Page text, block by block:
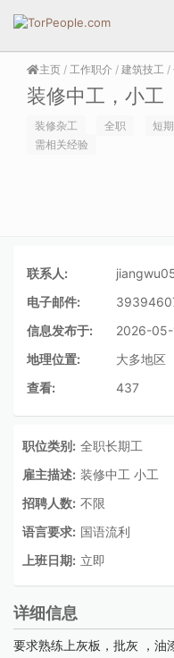
主页 / 工作职介 / 建筑技工 /
装修中工，小工
装修杂工 全职 短
需相关经验
联系人:
电子邮件:
信息发布于:
2026-05-
地理位置:
大多地区
查看:
437
职位类别: 全职长期工
雇主描述: 装修中工 小工
招聘人数: 不限
语言要求: 国语流利
上班日期: 立即
详细信息
要求熟练上灰板，批灰 ，油